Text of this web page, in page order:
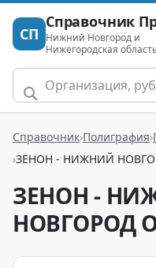
СП
Справочник
Нижний Новгород и
Нижегородская
Справочник Полиграфия
ЗЕНОН - НИЖНИЙ
ЗЕНОН -
НОВГОРОД